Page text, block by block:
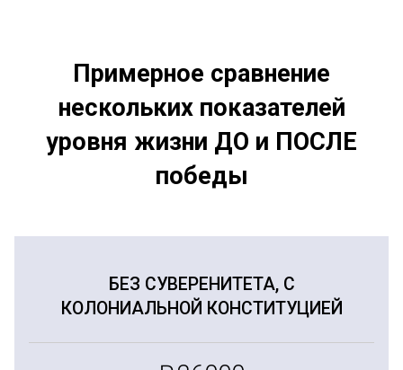
Примерное сравнение
нескольких показателей
уровня жизни ДО и ПОСЛЕ
победы
БЕЗ СУВЕРЕНИТЕТА, С
КОЛОНИАЛЬНОЙ КОНСТИТУЦИЕЙ